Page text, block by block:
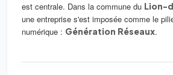
est centrale. Dans la commune du Lion-
une entreprise s'est imposée comme le
numérique : Génération Réseaux.